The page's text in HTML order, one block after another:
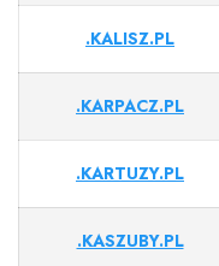
.KALISZ.PL
.KARPACZ.PL
.KARTUZY.PL
.KASZUBY.PL